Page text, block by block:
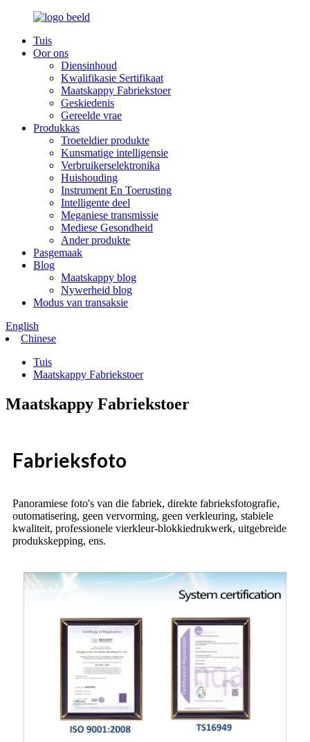
Tuis
Oor ons
Diensinhoud
Kwalifikasie Sertifikaat
Maatskappy Fabriekstoer
Geskiedenis
Gereelde vrae
Produkkas
Troeteldier produkte
Kunsmatige intelligensie
Verbruikerselektronika
Huishouding
Instrument En Toerusting
Intelligente deel
Meganiese transmissie
Mediese Gesondheid
Ander produkte
Pasgemaak
Blog
Maatskappy blog
Nywerheid blog
Modus van transaksie
English
Chinese
Tuis
Maatskappy Fabriekstoer
Maatskappy Fabriekstoer
Fabrieksfoto
Panoramiese foto's van die fabriek, direkte fabrieksfotografie,
outomatisering, geen vervorming, geen verkleuring, stabiele
kwaliteit, professionele vierkleur-blokkiedrukwerk, uitgebreide
produkskepping, ens.